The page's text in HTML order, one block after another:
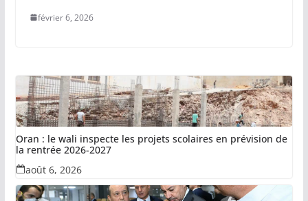
février 6, 2026
Oran : le wali inspecte les projets scolaires en prévision de
la rentrée 2026-2027
août 6, 2026